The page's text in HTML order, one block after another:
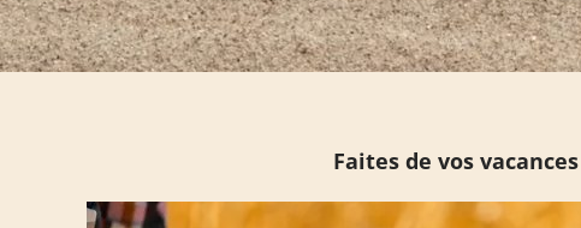
Faites de vos vacances la